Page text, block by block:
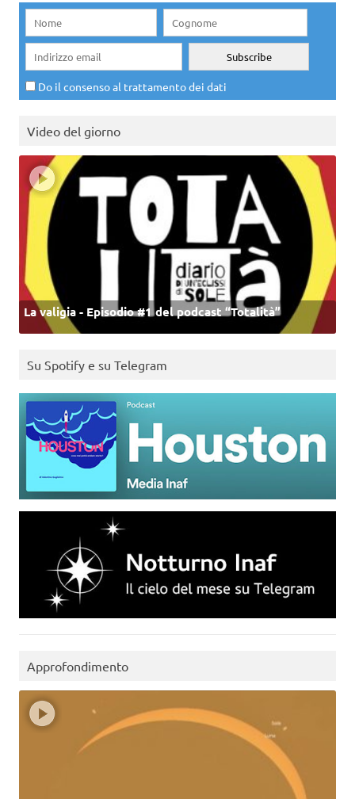
Do il consenso al trattamento dei dati
Video del giorno
La valigia - Episodio #1 del podcast “Totalità”
Su Spotify e su Telegram
Approfondimento